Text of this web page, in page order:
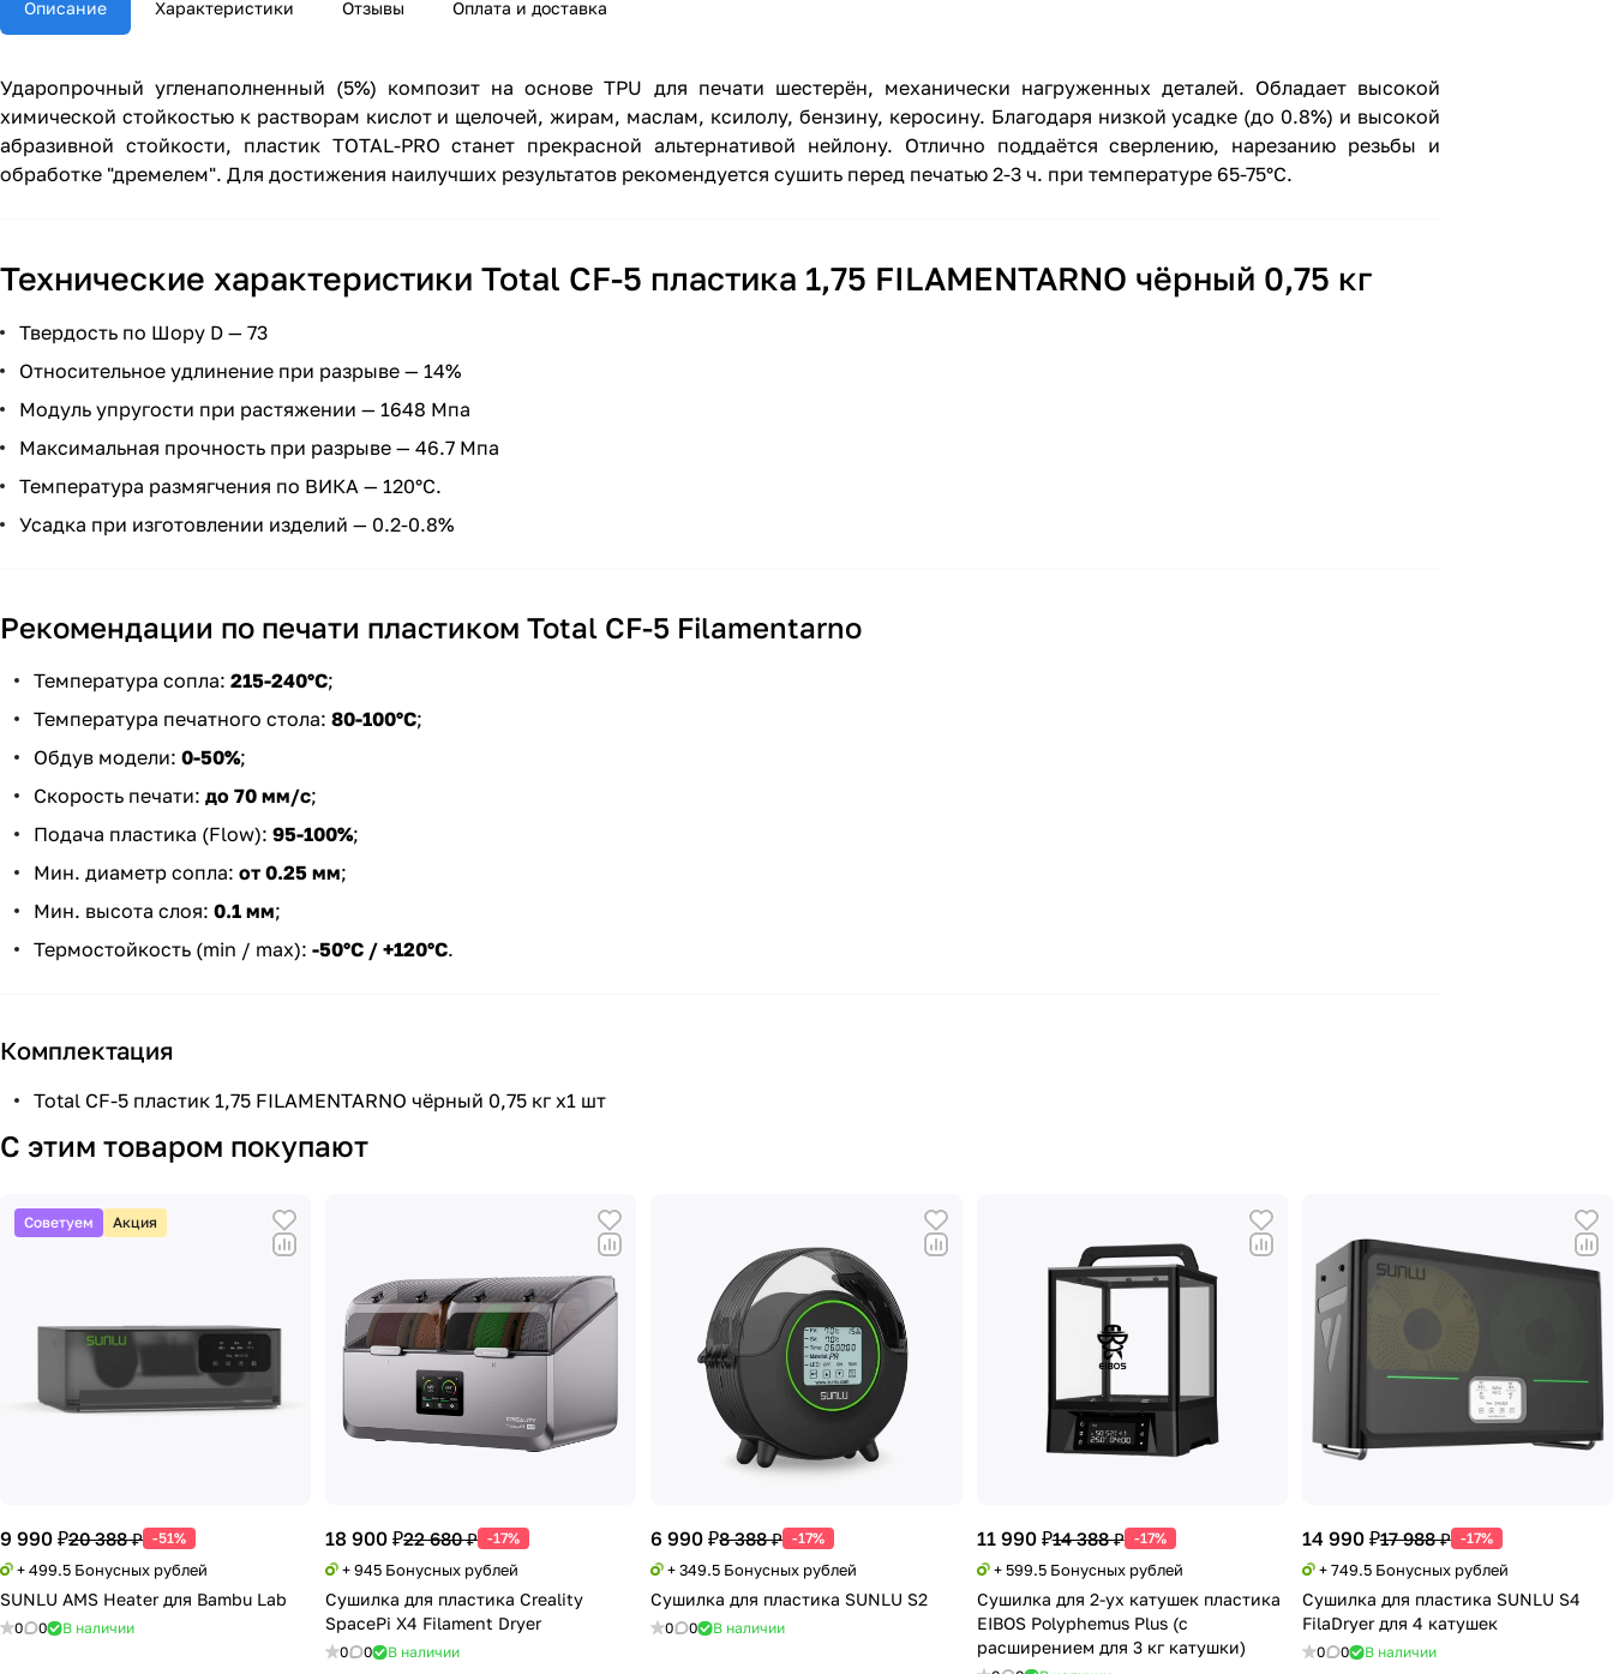
Описание Характеристики Отзывы Оплата и доставка
Ударопрочный угленаполненный (5%) композит на основе TPU для печати шестерён, механически нагруженных деталей. Обладает высокой
химической стойкостью к растворам кислот и щелочей, жирам, маслам, ксилолу, бензину, керосину. Благодаря низкой усадке (до 0.8%) и высокой
абразивной стойкости, пластик TOTAL-PRO станет прекрасной альтернативой нейлону. Отлично поддаётся сверлению, нарезанию резьбы и
обработке "дремелем". Для достижения наилучших результатов рекомендуется сушить перед печатью 2-3 ч. при температуре 65-75°С.
Технические характеристики Total CF-5 пластика 1,75 FILAMENTARNO чёрный 0,75 кг
Твердость по Шору D — 73
Относительное удлинение при разрыве — 14%
Модуль упругости при растяжении — 1648 Мпа
Максимальная прочность при разрыве — 46.7 Мпа
Температура размягчения по ВИКА — 120°C.
Усадка при изготовлении изделий — 0.2-0.8%
Рекомендации по печати пластиком Total CF-5 Filamentarno
Температура сопла: 215-240°С;
Температура печатного стола: 80-100°С;
Обдув модели: 0-50%;
Скорость печати: до 70 мм/с;
Подача пластика (Flow): 95-100%;
Мин. диаметр сопла: от 0.25 мм;
Мин. высота слоя: 0.1 мм;
Термостойкость (min / max): -50°С / +120°С.
Комплектация
Total CF-5 пластик 1,75 FILAMENTARNO чёрный 0,75 кг х1 шт
С этим товаром покупают
Советуем Акция
9 990 ₽20 388 ₽ -51%
+ 499.5 Бонусных рублей
SUNLU AMS Heater для Bambu Lab
0 0 В наличии
18 900 ₽22 680 ₽ -17%
+ 945 Бонусных рублей
Сушилка для пластика Creality
SpacePi X4 Filament Dryer
0 0 В наличии
6 990 ₽8 388 ₽ -17%
+ 349.5 Бонусных рублей
Сушилка для пластика SUNLU S2
0 0 В наличии
11 990 ₽14 388 ₽ -17%
+ 599.5 Бонусных рублей
Сушилка для 2-ух катушек пластика
EIBOS Polyphemus Plus (с
расширением для 3 кг катушки)
14 990 ₽17 988 ₽ -17%
+ 749.5 Бонусных рублей
Сушилка для пластика SUNLU S4
FilaDryer для 4 катушек
0 0 В наличии